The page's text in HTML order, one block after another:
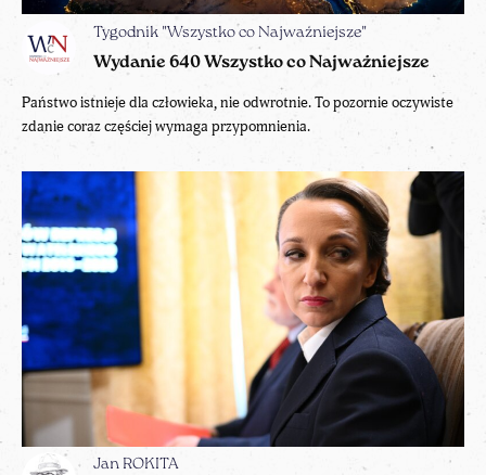
Tygodnik "Wszystko co Najważniejsze"
Wydanie 640 Wszystko co Najważniejsze
Państwo istnieje dla człowieka, nie odwrotnie. To pozornie oczywiste
zdanie coraz częściej wymaga przypomnienia.
Jan ROKITA